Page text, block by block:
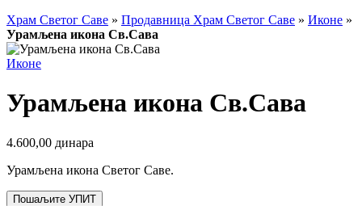
Храм Светог Саве » Продавница Храм Светог Саве » Иконе »
Урамљена икона Св.Сава
Иконе
Урамљена икона Св.Сава
4.600,00 динара
Урамљена икона Светог Саве.
Пошаљите УПИТ